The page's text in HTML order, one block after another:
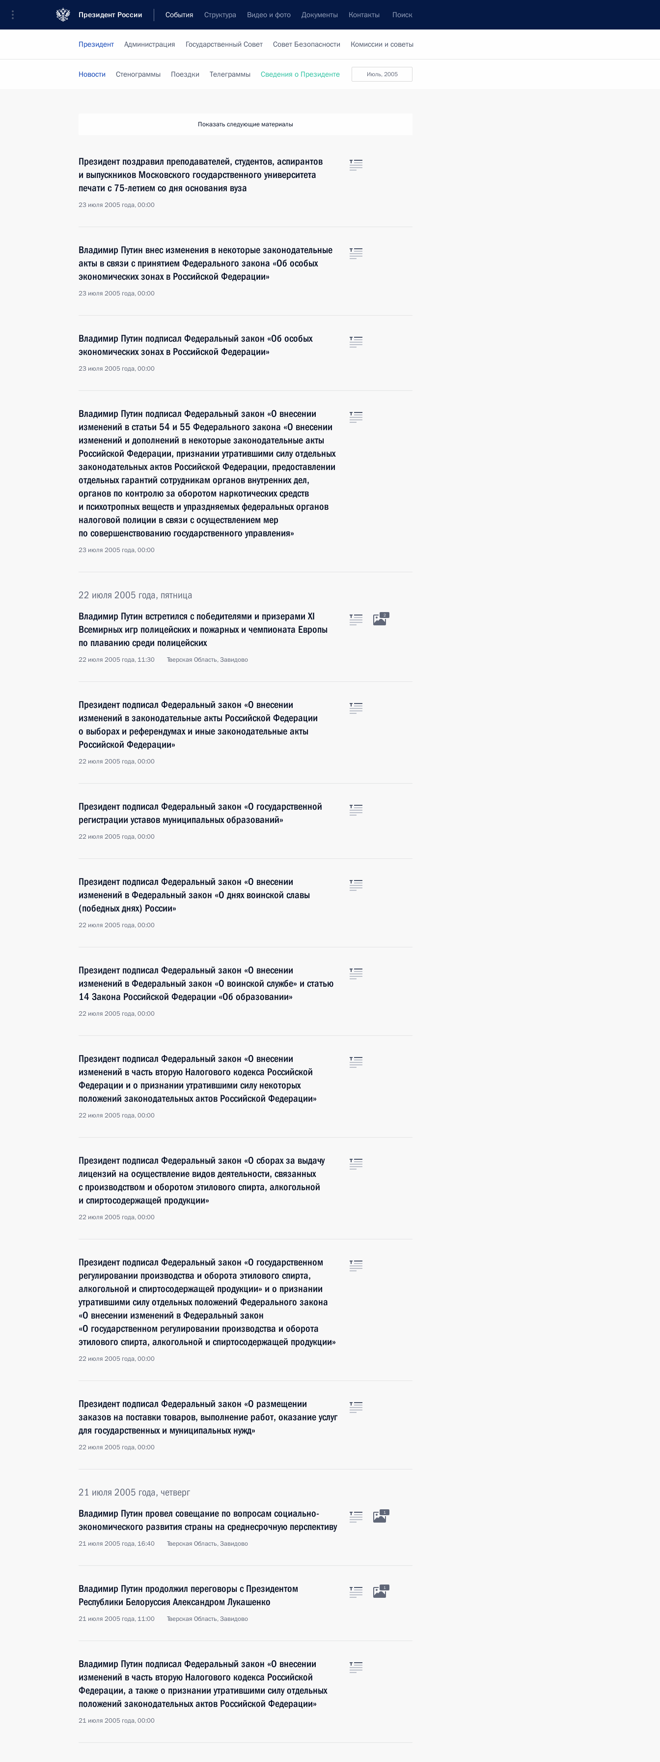
Президент России События Структура Видео и фото Документы Контакты Поиск
Президент Администрация Государственный Совет Совет Безопасности Комиссии и советы
июль, 2005
Новости Стенограммы Поездки Телеграммы Сведения о Президенте
Показать следующие материалы
Президент поздравил преподавателей, студентов, аспирантов
и выпускников Московского государственного университета
печати с 75-летием со дня основания вуза
23 июля 2005 года, 00:00
Владимир Путин внес изменения в некоторые законодательные
акты в связи с принятием Федерального закона «Об особых
экономических зонах в Российской Федерации»
23 июля 2005 года, 00:00
Владимир Путин подписал Федеральный закон «Об особых
экономических зонах в Российской Федерации»
23 июля 2005 года, 00:00
Владимир Путин подписал Федеральный закон «О внесении
изменений в статьи 54 и 55 Федерального закона «О внесении
изменений и дополнений в некоторые законодательные акты
Российской Федерации, признании утратившими силу отдельных
законодательных актов Российской Федерации, предоставлении
отдельных гарантий сотрудникам органов внутренних дел,
органов по контролю за оборотом наркотических средств
и психотропных веществ и упраздняемых федеральных органов
налоговой полиции в связи с осуществлением мер
по совершенствованию государственного управления»
23 июля 2005 года, 00:00
22 июля 2005 года, пятница
Владимир Путин встретился с победителями и призерами XI
Всемирных игр полицейских и пожарных и чемпионата Европы
по плаванию среди полицейских
22 июля 2005 года, 11:30 Тверская Область, Завидово
2
Президент подписал Федеральный закон «О внесении
изменений в законодательные акты Российской Федерации
о выборах и референдумах и иные законодательные акты
Российской Федерации»
22 июля 2005 года, 00:00
Президент подписал Федеральный закон «О государственной
регистрации уставов муниципальных образований»
22 июля 2005 года, 00:00
Президент подписал Федеральный закон «О внесении
изменений в Федеральный закон «О днях воинской славы
(победных днях) России»
22 июля 2005 года, 00:00
Президент подписал Федеральный закон «О внесении
изменений в Федеральный закон «О воинской службе» и статью
14 Закона Российской Федерации «Об образовании»
22 июля 2005 года, 00:00
Президент подписал Федеральный закон «О внесении
изменений в часть вторую Налогового кодекса Российской
Федерации и о признании утратившими силу некоторых
положений законодательных актов Российской Федерации»
22 июля 2005 года, 00:00
Президент подписал Федеральный закон «О сборах за выдачу
лицензий на осуществление видов деятельности, связанных
с производством и оборотом этилового спирта, алкогольной
и спиртосодержащей продукции»
22 июля 2005 года, 00:00
Президент подписал Федеральный закон «О государственном
регулировании производства и оборота этилового спирта,
алкогольной и спиртосодержащей продукции» и о признании
утратившими силу отдельных положений Федерального закона
«О внесении изменений в Федеральный закон
«О государственном регулировании производства и оборота
этилового спирта, алкогольной и спиртосодержащей продукции»
22 июля 2005 года, 00:00
Президент подписал Федеральный закон «О размещении
заказов на поставки товаров, выполнение работ, оказание услуг
для государственных и муниципальных нужд»
22 июля 2005 года, 00:00
21 июля 2005 года, четверг
Владимир Путин провел совещание по вопросам социально-
экономического развития страны на среднесрочную перспективу
21 июля 2005 года, 16:40 Тверская Область, Завидово
1
Владимир Путин продолжил переговоры с Президентом
Республики Белоруссия Александром Лукашенко
21 июля 2005 года, 11:00 Тверская Область, Завидово
1
Владимир Путин подписал Федеральный закон «О внесении
изменений в часть вторую Налогового кодекса Российской
Федерации, а также о признании утратившими силу отдельных
положений законодательных актов Российской Федерации»
21 июля 2005 года, 00:00